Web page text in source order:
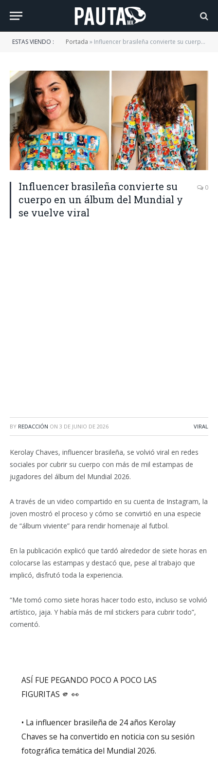
ESTAS VIENDO : Portada » Influencer brasileña convierte su cuerpo en un álbum del Mundial y se vuelve viral
Influencer brasileña convierte su
cuerpo en un álbum del Mundial y
se vuelve viral
0
BY REDACCIÓN ON 3 DE JUNIO DE 2026 VIRAL
Kerolay Chaves, influencer brasileña, se volvió viral en redes
sociales por cubrir su cuerpo con más de mil estampas de
jugadores del álbum del Mundial 2026.
A través de un video compartido en su cuenta de Instagram, la
joven mostró el proceso y cómo se convirtió en una especie
de “álbum viviente” para rendir homenaje al futbol.
En la publicación explicó que tardó alrededor de siete horas en
colocarse las estampas y destacó que, pese al trabajo que
implicó, disfrutó toda la experiencia.
“Me tomó como siete horas hacer todo esto, incluso se volvió
artístico, jaja. Y había más de mil stickers para cubrir todo”,
comentó.
ASÍ FUE PEGANDO POCO A POCO LAS
FIGURITAS 🫵 👀
• La influencer brasileña de 24 años Kerolay
Chaves se ha convertido en noticia con su sesión
fotográfica temática del Mundial 2026.